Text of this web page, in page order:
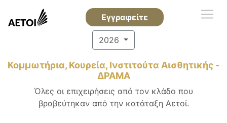
Εγγραφείτε
2026
Κομμωτήρια, Κουρεία, Ινστιτούτα Αισθητικής -
ΔΡΑΜΑ
Όλες οι επιχειρήσεις από τον κλάδο που
βραβεύτηκαν από την κατάταξη Αετοί.